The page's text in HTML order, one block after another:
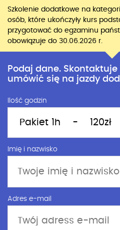
Szkolenie dodatkowe na
osób, które ukończyły kurs
przygotować do egzaminu
obowiązuje do 30.06.2026 r.
Podaj dane. Skontaktuje
umówić się na jazdy
Ilość godzin
Imię i nazwisko
Adres e-mail